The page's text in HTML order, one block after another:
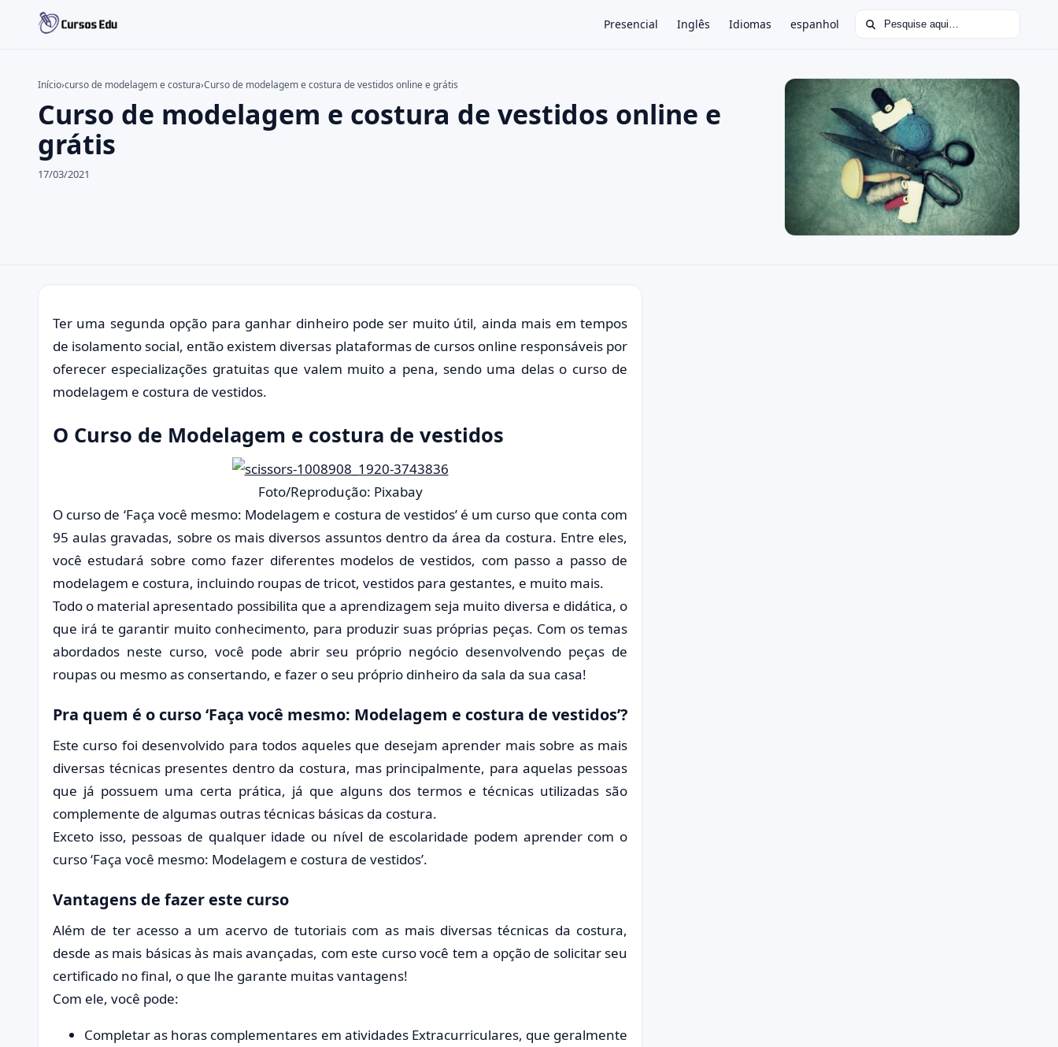
Presencial Inglês Idiomas espanhol Buscar por:
Buscar no site ×
Buscar por:
Pressione Enter para buscar ou ESC para fechar.
Início›curso de modelagem e costura›Curso de modelagem e costura de vestidos online e grátis
Curso de modelagem e costura de vestidos online e
grátis
17/03/2021
Ter uma segunda opção para ganhar dinheiro pode ser muito útil, ainda mais em tempos
de isolamento social, então existem diversas plataformas de cursos online responsáveis por
oferecer especializações gratuitas que valem muito a pena, sendo uma delas o curso de
modelagem e costura de vestidos.
O Curso de Modelagem e costura de vestidos
Foto/Reprodução: Pixabay
O curso de ‘Faça você mesmo: Modelagem e costura de vestidos’ é um curso que conta com
95 aulas gravadas, sobre os mais diversos assuntos dentro da área da costura. Entre eles,
você estudará sobre como fazer diferentes modelos de vestidos, com passo a passo de
modelagem e costura, incluindo roupas de tricot, vestidos para gestantes, e muito mais.
Todo o material apresentado possibilita que a aprendizagem seja muito diversa e didática, o
que irá te garantir muito conhecimento, para produzir suas próprias peças. Com os temas
abordados neste curso, você pode abrir seu próprio negócio desenvolvendo peças de
roupas ou mesmo as consertando, e fazer o seu próprio dinheiro da sala da sua casa!
Pra quem é o curso ‘Faça você mesmo: Modelagem e costura de vestidos’?
Este curso foi desenvolvido para todos aqueles que desejam aprender mais sobre as mais
diversas técnicas presentes dentro da costura, mas principalmente, para aquelas pessoas
que já possuem uma certa prática, já que alguns dos termos e técnicas utilizadas são
complemente de algumas outras técnicas básicas da costura.
Exceto isso, pessoas de qualquer idade ou nível de escolaridade podem aprender com o
curso ‘Faça você mesmo: Modelagem e costura de vestidos’.
Vantagens de fazer este curso
Além de ter acesso a um acervo de tutoriais com as mais diversas técnicas da costura,
desde as mais básicas às mais avançadas, com este curso você tem a opção de solicitar seu
certificado no final, o que lhe garante muitas vantagens!
Com ele, você pode:
Completar as horas complementares em atividades Extracurriculares, que geralmente